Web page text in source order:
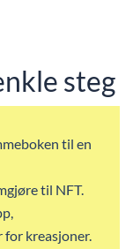
steg
til en
til NFT.
kreasjoner.